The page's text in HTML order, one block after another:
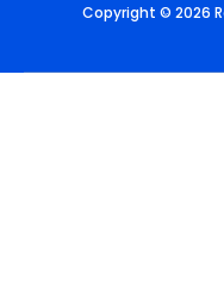
Copyright © 2026